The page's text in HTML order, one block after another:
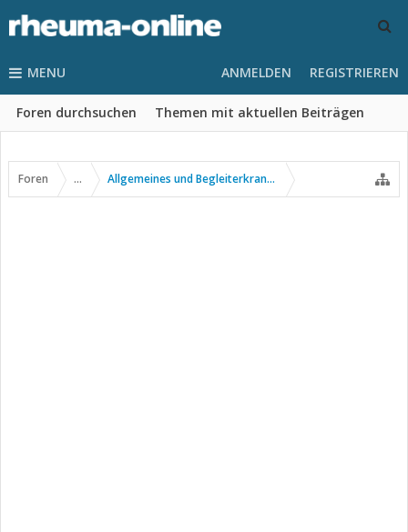
MENU
Foren durchsuchen Themen mit aktuellen Beiträgen
ANMELDEN REGISTRIEREN
Foren ... Allgemeines und Begleiterkrankungen